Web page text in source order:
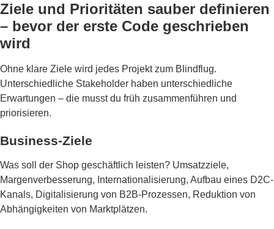
Ziele und Prioritäten sauber definieren
– bevor der erste Code geschrieben
wird
Ohne klare Ziele wird jedes Projekt zum Blindflug.
Unterschiedliche Stakeholder haben unterschiedliche
Erwartungen – die musst du früh zusammenführen und
priorisieren.
Business-Ziele
Was soll der Shop geschäftlich leisten? Umsatzziele,
Margenverbesserung, Internationalisierung, Aufbau eines D2C-
Kanals, Digitalisierung von B2B-Prozessen, Reduktion von
Abhängigkeiten von Marktplätzen.